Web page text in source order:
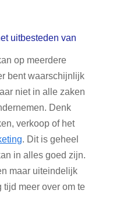
uitbesteden van
op meerdere
bent waarschijnlijk
niet in alle zaken
Denk
verkoop of het
. Dit is geheel
in alles goed zijn.
maar uiteindelijk
tijd meer over om te